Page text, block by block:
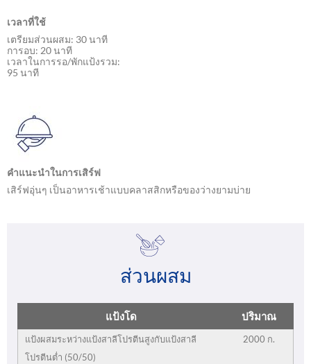
เวลาที่ใช้
เตรียมส่วนผสม: 30 นาที
การอบ: 20 นาที
เวลาในการรอ/พักแป้งรวม:
95 นาที
คำแนะนำในการเสิร์ฟ
เสิร์ฟอุ่นๆ เป็นอาหารเช้าแบบคลาสสิกหรือของว่างยามบ่าย
ส่วนผสม
แป้งโด ปริมาณ
แป้งผสมระหว่างแป้งสาลีโปรตีนสูงกับแป้งสาลี
โปรตีนต่ำ (50/50)
2000 ก.